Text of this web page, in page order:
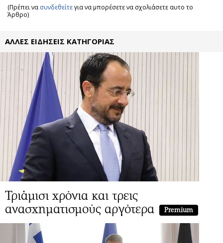
(Πρέπει να συνδεθείτεγια να μπορέσετε να σχολιάσετε αυτο το
Άρθρο)
ΑΛΛΕΣ ΕΙΔΗΣΕΙΣ ΚΑΤΗΓΟΡΙΑΣ
Τριάμισι χρόνια και τρεις
ανασχηματισμούς αργότερα
Premium